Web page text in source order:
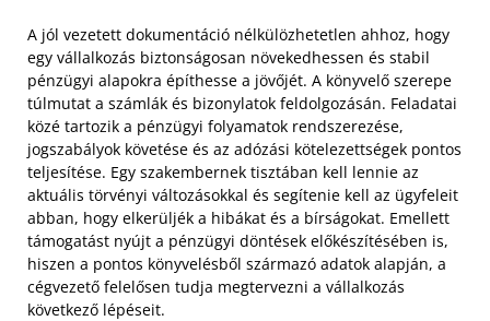
A jól vezetett dokumentáció nélkülözhetetlen ahhoz, hogy
egy vállalkozás biztonságosan növekedhessen és stabil
pénzügyi alapokra építhesse a jövőjét. A könyvelő szerepe
túlmutat a számlák és bizonylatok feldolgozásán. Feladatai
közé tartozik a pénzügyi folyamatok rendszerezése,
jogszabályok követése és az adózási kötelezettségek pontos
teljesítése. Egy szakembernek tisztában kell lennie az
aktuális törvényi változásokkal és segítenie kell az ügyfeleit
abban, hogy elkerüljék a hibákat és a bírságokat. Emellett
támogatást nyújt a pénzügyi döntések előkészítésében is,
hiszen a pontos könyvelésből származó adatok alapján, a
cégvezető felelősen tudja megtervezni a vállalkozás
következő lépéseit.